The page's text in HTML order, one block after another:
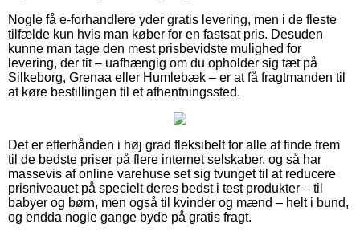
Nogle få e-forhandlere yder gratis levering, men i de fleste
tilfælde kun hvis man køber for en fastsat pris. Desuden
kunne man tage den mest prisbevidste mulighed for
levering, der tit – uafhængig om du opholder sig tæt på
Silkeborg, Grenaa eller Humlebæk – er at få fragtmanden til
at køre bestillingen til et afhentningssted.
Det er efterhånden i høj grad fleksibelt for alle at finde frem
til de bedste priser på flere internet selskaber, og så har
massevis af online varehuse set sig tvunget til at reducere
prisniveauet på specielt deres bedst i test produkter – til
babyer og børn, men også til kvinder og mænd – helt i bund,
og endda nogle gange byde på gratis fragt.